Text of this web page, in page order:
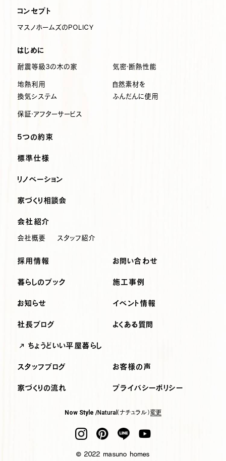
コンセプト
マスノホームズのPOLICY
はじめに
耐震等級3の木の家 気密・断熱性能
地熱利用
換気システム
自然素材を
ふんだんに使用
保証・アフターサービス
5つの約束
標準仕様
リノベーション
家づくり相談会
会社紹介
会社概要 スタッフ紹介
採用情報 お問い合わせ
暮らしのブック 施工事例
お知らせ
社長ブログ
イベント情報
よくある質問
ちょうどいい平屋暮らし
スタッフブログ お客様の声
家づくりの流れ プライバシーポリシー
Now Style /Natural （ナチュラル）変更
© 2022 masuno homes